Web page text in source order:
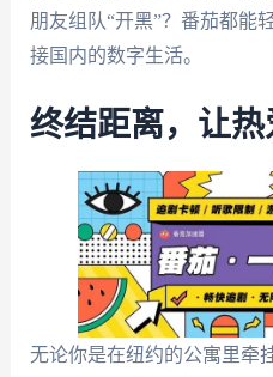
朋友组队“开黑”？番茄都能
接国内的数字生活。
终结距离，让
无论你是在纽约的公寓里牵